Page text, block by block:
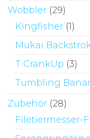
Wobbler (29)
Kingfisher (1)
Mukai
T CrankUp (3)
Tumbling
Zubehör (28)
Filetiermesser-